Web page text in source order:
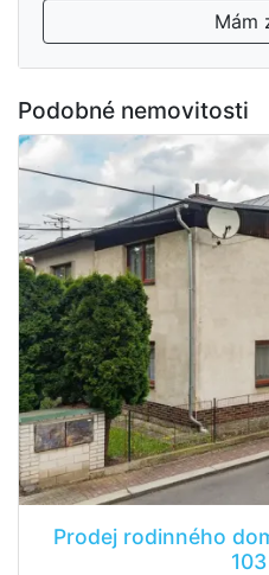
Mám
Podobné nemovitosti
Prodej rodinného